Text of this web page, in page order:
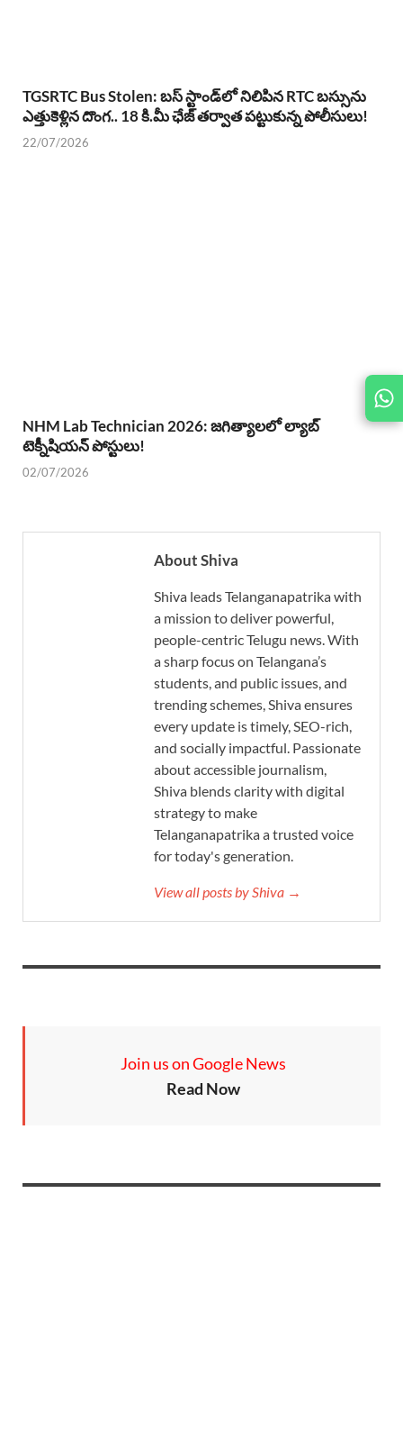
TGSRTC Bus Stolen: బస్ స్టాండ్‌లో నిలిపిన RTC బస్సును
ఎత్తుకెళ్లిన దొంగ.. 18 కి.మీ ఛేజ్ తర్వాత పట్టుకున్న పోలీసులు!
22/07/2026
NHM Lab Technician 2026: జగిత్యాలలో ల్యాబ్
టెక్నీషియన్ పోస్టులు!
02/07/2026
About Shiva
Shiva leads Telanganapatrika with
a mission to deliver powerful,
people-centric Telugu news. With
a sharp focus on Telangana’s
students, and public issues, and
trending schemes, Shiva ensures
every update is timely, SEO-rich,
and socially impactful. Passionate
about accessible journalism,
Shiva blends clarity with digital
strategy to make
Telanganapatrika a trusted voice
for today's generation.
View all posts by Shiva →
Join us on Google News
Read Now